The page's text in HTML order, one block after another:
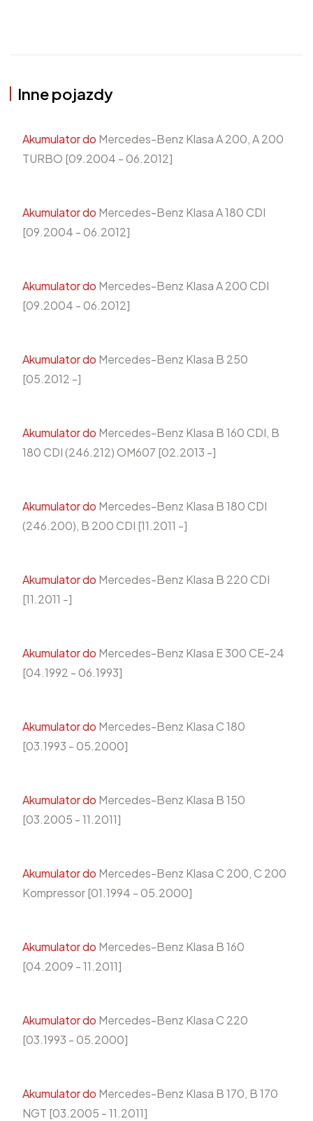
Inne pojazdy
Akumulator do Mercedes-Benz Klasa A 200, A 200
TURBO [09.2004 - 06.2012]
Akumulator do Mercedes-Benz Klasa A 180 CDI
[09.2004 - 06.2012]
Akumulator do Mercedes-Benz Klasa A 200 CDI
[09.2004 - 06.2012]
Akumulator do Mercedes-Benz Klasa B 250
[05.2012 -]
Akumulator do Mercedes-Benz Klasa B 160 CDI, B
180 CDI (246.212) OM607 [02.2013 -]
Akumulator do Mercedes-Benz Klasa B 180 CDI
(246.200), B 200 CDI [11.2011 -]
Akumulator do Mercedes-Benz Klasa B 220 CDI
[11.2011 -]
Akumulator do Mercedes-Benz Klasa E 300 CE-24
[04.1992 - 06.1993]
Akumulator do Mercedes-Benz Klasa C 180
[03.1993 - 05.2000]
Akumulator do Mercedes-Benz Klasa B 150
[03.2005 - 11.2011]
Akumulator do Mercedes-Benz Klasa C 200, C 200
Kompressor [01.1994 - 05.2000]
Akumulator do Mercedes-Benz Klasa B 160
[04.2009 - 11.2011]
Akumulator do Mercedes-Benz Klasa C 220
[03.1993 - 05.2000]
Akumulator do Mercedes-Benz Klasa B 170, B 170
NGT [03.2005 - 11.2011]